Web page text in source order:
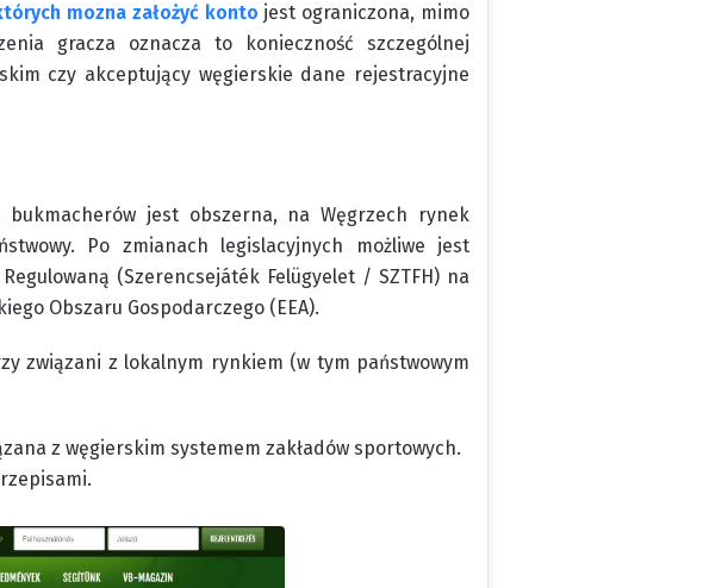
mozna założyć konto jest ograniczona, mimo
gracza oznacza to konieczność szczególnej
czy akceptujący węgierskie dane rejestracyjne
jest obszerna, na Węgrzech rynek
Po zmianach legislacyjnych możliwe jest
(Szerencsejáték Felügyelet / SZTFH) na
Obszaru Gospodarczego (EEA).
związani z lokalnym rynkiem (w tym państwowym
z węgierskim systemem zakładów sportowych.